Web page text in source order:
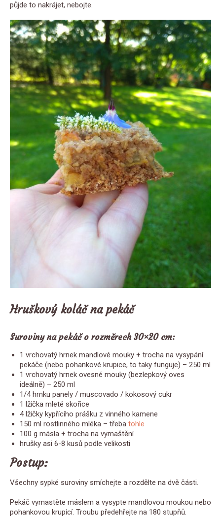
půjde to nakrájet, nebojte.
Hruškový koláč na pekáč
Suroviny na pekáč o rozměrech 30×20 cm:
1 vrchovatý hrnek mandlové mouky + trocha na vysypání
pekáče (nebo pohankové krupice, to taky funguje) – 250 ml
1 vrchovatý hrnek ovesné mouky (bezlepkový oves
ideálně) – 250 ml
1/4 hrnku panely / muscovado / kokosový cukr
1 lžička mleté skořice
4 lžičky kypřícího prášku z vinného kamene
150 ml rostlinného mléka – třeba tohle
100 g másla + trocha na vymaštění
hrušky asi 6-8 kusů podle velikosti
Postup:
Všechny sypké suroviny smíchejte a rozdělte na dvě části.
Pekáč vymastěte máslem a vysypte mandlovou moukou nebo
pohankovou krupicí. Troubu předehřejte na 180 stupňů.